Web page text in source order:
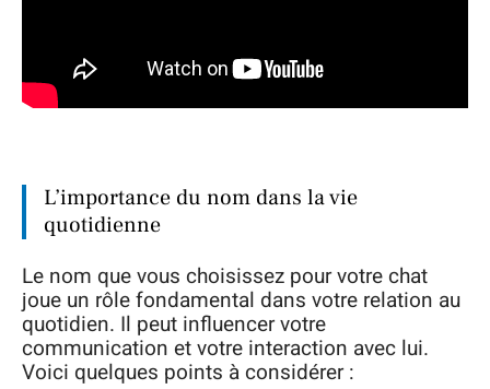
L’importance du nom dans la vie
quotidienne
Le nom que vous choisissez pour votre chat
joue un rôle fondamental dans votre relation au
quotidien. Il peut influencer votre
communication et votre interaction avec lui.
Voici quelques points à considérer :